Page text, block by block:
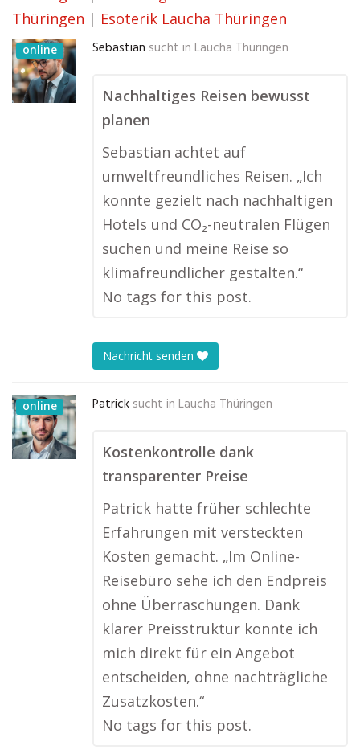
Thüringen | Esoterik Laucha Thüringen
online Sebastian sucht in Laucha Thüringen
Nachhaltiges Reisen bewusst
planen
Sebastian achtet auf
umweltfreundliches Reisen. „Ich
konnte gezielt nach nachhaltigen
Hotels und CO₂-neutralen Flügen
suchen und meine Reise so
klimafreundlicher gestalten.“
No tags for this post.
Nachricht senden
online Patrick sucht in Laucha Thüringen
Kostenkontrolle dank
transparenter Preise
Patrick hatte früher schlechte
Erfahrungen mit versteckten
Kosten gemacht. „Im Online-
Reisebüro sehe ich den Endpreis
ohne Überraschungen. Dank
klarer Preisstruktur konnte ich
mich direkt für ein Angebot
entscheiden, ohne nachträgliche
Zusatzkosten.“
No tags for this post.